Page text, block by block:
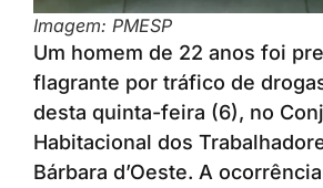
Imagem: PMESP
Um homem de 22 anos foi
flagrante por tráfico de
desta quinta-feira (6), no
Habitacional dos
Bárbara d’Oeste. A